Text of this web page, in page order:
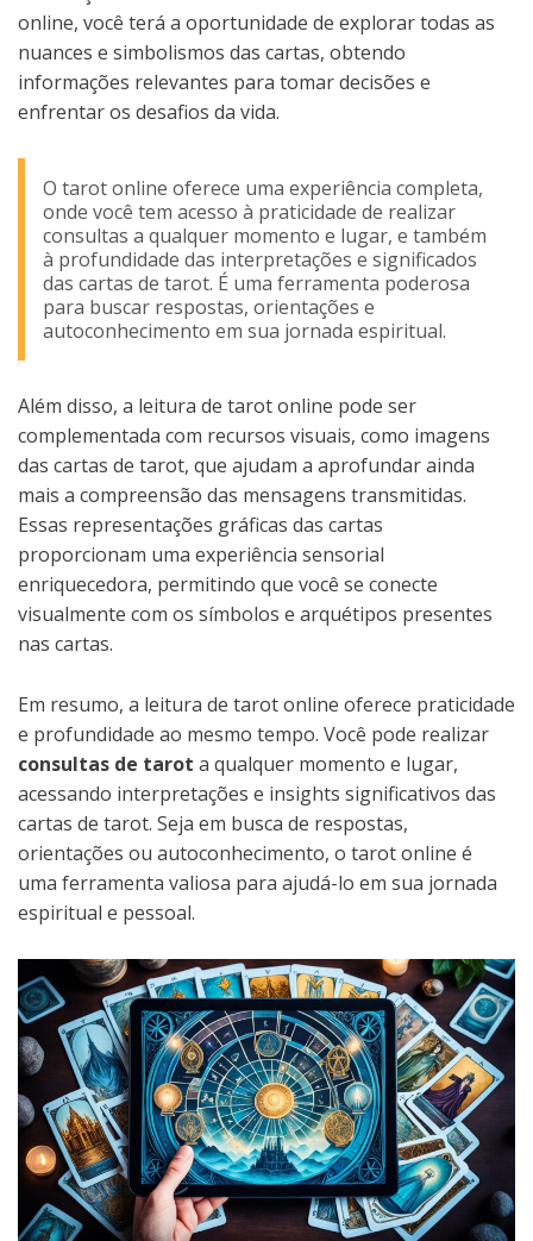
online, você terá a oportunidade de explorar todas as
nuances e simbolismos das cartas, obtendo
informações relevantes para tomar decisões e
enfrentar os desafios da vida.
O tarot online oferece uma experiência completa,
onde você tem acesso à praticidade de realizar
consultas a qualquer momento e lugar, e também
à profundidade das interpretações e significados
das cartas de tarot. É uma ferramenta poderosa
para buscar respostas, orientações e
autoconhecimento em sua jornada espiritual.
Além disso, a leitura de tarot online pode ser
complementada com recursos visuais, como imagens
das cartas de tarot, que ajudam a aprofundar ainda
mais a compreensão das mensagens transmitidas.
Essas representações gráficas das cartas
proporcionam uma experiência sensorial
enriquecedora, permitindo que você se conecte
visualmente com os símbolos e arquétipos presentes
nas cartas.
Em resumo, a leitura de tarot online oferece praticidade
e profundidade ao mesmo tempo. Você pode realizar
consultas de tarot a qualquer momento e lugar,
acessando interpretações e insights significativos das
cartas de tarot. Seja em busca de respostas,
orientações ou autoconhecimento, o tarot online é
uma ferramenta valiosa para ajudá-lo em sua jornada
espiritual e pessoal.